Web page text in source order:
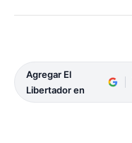
Agregar El
Libertador en